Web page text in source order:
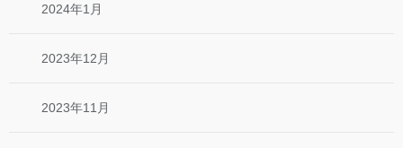
2024年1月
2023年12月
2023年11月